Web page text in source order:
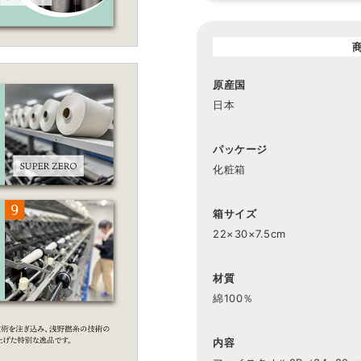
原産国
日本
パッケージ
化粧箱
箱サイズ
22×30×7.5cm
材質
綿100％
内容